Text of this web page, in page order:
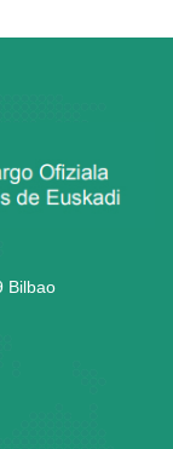
Bilbao